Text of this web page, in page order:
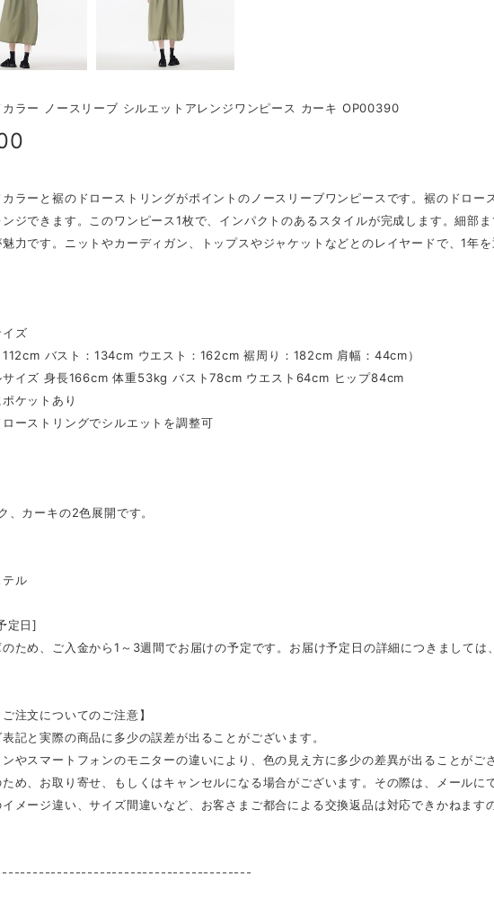
カラー ノースリーブ シルエットアレンジワンピース カーキ OP00390
カラーと裾のドローストリングがポイントのノースリーブワンピースです。裾のドロー
ンジできます。このワンピース1枚で、インパクトのあるスタイルが完成します。細部
力です。ニットやカーディガン、トップスやジャケットなどとのレイヤードで、1年
イズ
112cm バスト：134cm ウエスト：162cm 裾周り：182cm 肩幅：44cm）
サイズ 身長166cm 体重53kg バスト78cm ウエスト64cm ヒップ84cm
ポケットあり
ローストリングでシルエットを調整可
、カーキの2色展開です。
テル
定日]
ため、ご入金から1～3週間でお届けの予定です。お届け予定日の詳細につきましては
ご注文についてのご注意】
表記と実際の商品に多少の誤差が出ることがございます。
ンやスマートフォンのモニターの違いにより、色の見え方に多少の差異が出ることがご
ため、お取り寄せ、もしくはキャンセルになる場合がございます。その際は、メールに
イメージ違い、サイズ間違いなど、お客さまご都合による交換返品は対応できかねます